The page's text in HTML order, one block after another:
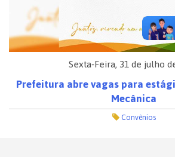
Sexta-Feira, 31 de julho
Prefeitura abre vagas para
Mecânica
Convênios